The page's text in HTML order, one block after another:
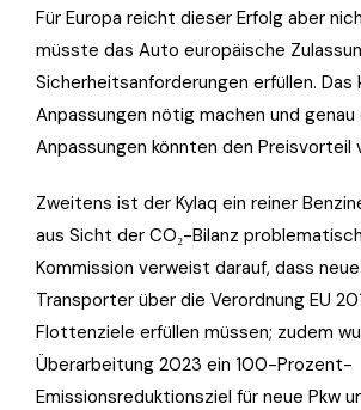
Für Europa reicht dieser Erfolg aber
müsste das Auto europäische
Sicherheitsanforderungen erfüllen. Das
Anpassungen nötig machen und genau
Anpassungen könnten den Preisvorteil
Zweitens ist der Kylaq ein reiner
aus Sicht der CO₂-Bilanz
Kommission verweist darauf, dass
Transporter über die Verordnung EU
Flottenziele erfüllen müssen; zudem
Überarbeitung 2023 ein 100-Prozent-
Emissionsreduktionsziel für neue Pkw